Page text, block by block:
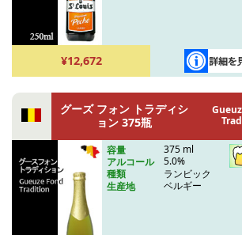
¥12,672
グーズ フォン トラディシ
ョン 375瓶
容量
375 ml
アルコール
5.0%
種類
ランビック
生産地
ベルギー